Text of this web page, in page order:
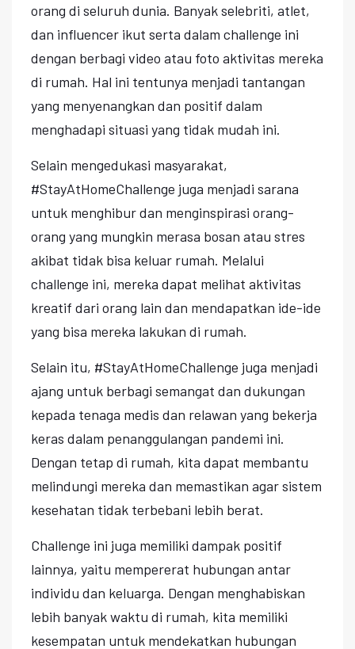
orang di seluruh dunia. Banyak selebriti, atlet,
dan influencer ikut serta dalam challenge ini
dengan berbagi video atau foto aktivitas mereka
di rumah. Hal ini tentunya menjadi tantangan
yang menyenangkan dan positif dalam
menghadapi situasi yang tidak mudah ini.
Selain mengedukasi masyarakat,
#StayAtHomeChallenge juga menjadi sarana
untuk menghibur dan menginspirasi orang-
orang yang mungkin merasa bosan atau stres
akibat tidak bisa keluar rumah. Melalui
challenge ini, mereka dapat melihat aktivitas
kreatif dari orang lain dan mendapatkan ide-ide
yang bisa mereka lakukan di rumah.
Selain itu, #StayAtHomeChallenge juga menjadi
ajang untuk berbagi semangat dan dukungan
kepada tenaga medis dan relawan yang bekerja
keras dalam penanggulangan pandemi ini.
Dengan tetap di rumah, kita dapat membantu
melindungi mereka dan memastikan agar sistem
kesehatan tidak terbebani lebih berat.
Challenge ini juga memiliki dampak positif
lainnya, yaitu mempererat hubungan antar
individu dan keluarga. Dengan menghabiskan
lebih banyak waktu di rumah, kita memiliki
kesempatan untuk mendekatkan hubungan